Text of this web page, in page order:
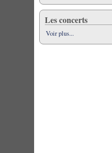
Les concerts
Voir plus...